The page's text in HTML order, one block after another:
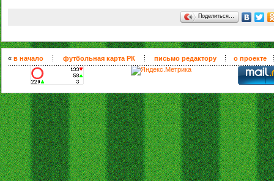
Поделиться…
« в начало футбольная карта РК письмо редактору о проекте